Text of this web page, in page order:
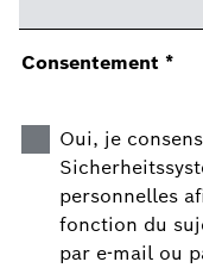
Consentement *
Oui, je
personnelles
fonction du
par e-mail ou